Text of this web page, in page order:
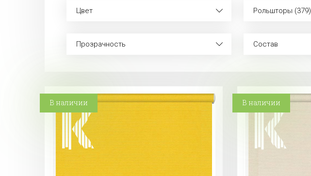
Цвет Рольшторы (379)
Прозрачность Состав
В наличии В наличии